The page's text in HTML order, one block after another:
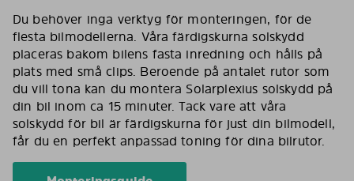
Du behöver inga verktyg för monteringen, för de
flesta bilmodellerna. Våra färdigskurna solskydd
placeras bakom bilens fasta inredning och hålls på
plats med små clips. Beroende på antalet rutor som
du vill tona kan du montera Solarplexius solskydd på
din bil inom ca 15 minuter. Tack vare att våra
solskydd för bil är färdigskurna för just din bilmodell,
får du en perfekt anpassad toning för dina bilrutor.